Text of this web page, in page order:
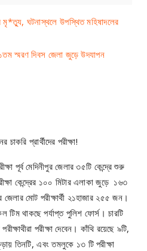
মৃ*ত্যু, ঘটনাস্থলে উপস্থিত মহিষাদলের
স্মরণ দিবস জেলা জুড়ে উদযাপন
প্রার্থীদের পরীক্ষা!
পূর্ব মেদিনীপুর জেলার ৩৫টি কেন্দ্রে শুরু
কেন্দ্রের ১০০ মিটার এলাকা জুড়ে ১৬৩
জেলার মোট পরীক্ষার্থী ২১হাজার ২৫৫ জন।
টিম থাকছে পর্যাপ্ত পুলিশ ফোর্স। চারটি
পরীক্ষা দেবেন। কাঁথি রয়েছে ৯টি,
তিনটি, এবং তমলুকে ১৩ টি পরীক্ষা